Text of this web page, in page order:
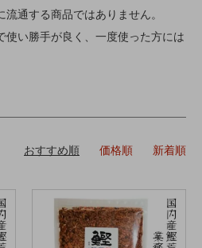
通する商品ではありません。
使い勝手が良く、一度使った方には
おすすめ順 価格順 新着順